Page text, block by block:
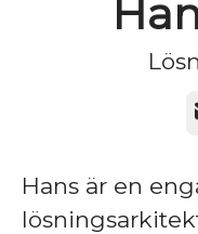
Hans är en